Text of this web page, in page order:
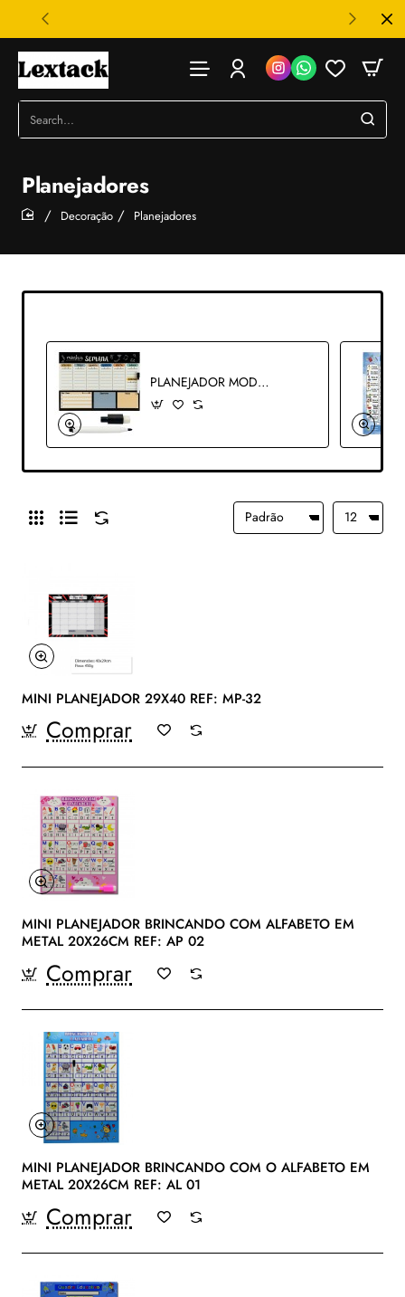
Search...
Planejadores
home
Decoração Planejadores
PLANEJADOR MODELO MINHA SEMANA 40X29 REF: MP04
MINI PLANEJADOR 29X40 REF: MP-32
Comprar
MINI PLANEJADOR BRINCANDO COM ALFABETO EM
METAL 20X26CM REF: AP 02
Comprar
MINI PLANEJADOR BRINCANDO COM O ALFABETO EM
METAL 20X26CM REF: AL 01
Comprar